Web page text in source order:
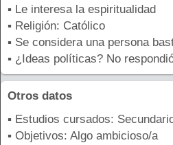
▪ Le interesa la espiritualidad
▪ Religión: Católico
▪ Se considera una persona
▪ ¿Ideas políticas? No
Otros datos
▪ Estudios cursados:
▪ Objetivos: Algo ambicioso/a